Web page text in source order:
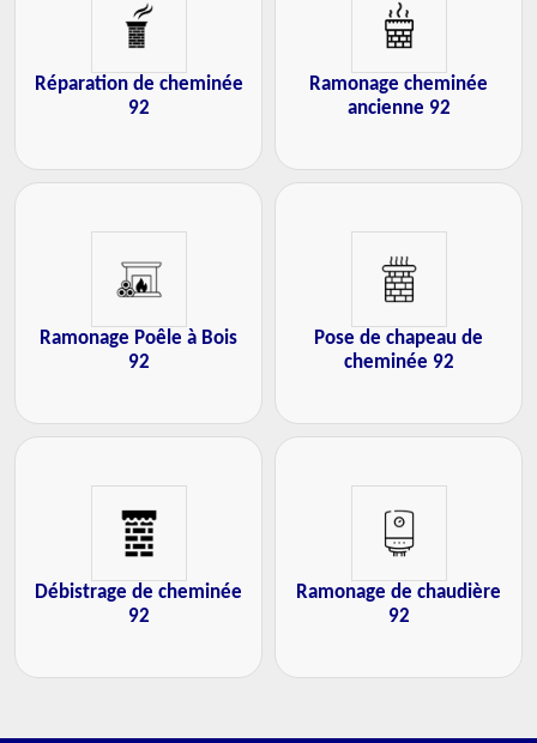
Réparation de cheminée
92
Ramonage cheminée
ancienne 92
Ramonage Poêle à Bois
92
Pose de chapeau de
cheminée 92
Débistrage de cheminée
92
Ramonage de chaudière
92